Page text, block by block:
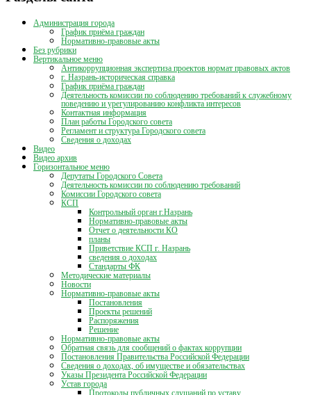
Администрация города
График приёма граждан
Нормативно-правовые акты
Без рубрики
Вертикальное меню
Антикоррупционная экспертиза проектов нормат правовых актов
г. Назрань-историческая справка
График приёма граждан
Деятельность комиссии по соблюдению требований к служебному
поведению и урегулированию конфликта интересов
Контактная информация
План работы Городского совета
Регламент и структура Городского совета
Сведения о доходах
Видео
Видео архив
Горизонтальное меню
Депутаты Городского Совета
Деятельность комиссии по соблюдению требований
Комиссии Городского совета
КСП
Контрольный орган г.Назрань
Нормативно-правовые акты
Отчет о деятельности КО
планы
Приветствие КСП г. Назрань
сведения о доходах
Стандарты ФК
Методические материалы
Новости
Нормативно-правовые акты
Постановления
Проекты решений
Распоряжения
Решение
Нормативно-правовые акты
Обратная связь для сообщений о фактах коррупции
Постановления Правительства Российской Федерации
Сведения о доходах, об имуществе и обязательствах
Указы Президента Российской Федерации
Устав города
Протоколы публичных слушаний по уставу